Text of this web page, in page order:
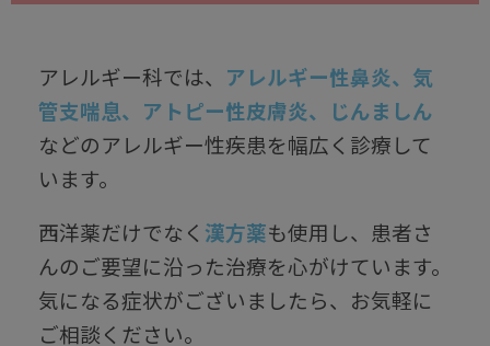
アレルギー科では、 アレルギー性鼻炎、気
管支喘息、アトピー性皮膚炎、じんましん
などのアレルギー性疾患を幅広く診療して
います。
西洋薬だけでなく 漢方薬も使用し、患者さ
んのご要望に沿った治療を心がけています。
気になる症状がございましたら、お気軽に
ご相談ください。